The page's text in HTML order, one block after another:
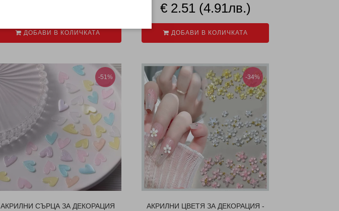
ДОБАВИ В КОЛИЧКАТА
€ 2.51 (4.91лв.)
ДОБАВИ В КОЛИЧКАТА
-51%
АКРИЛНИ СЪРЦА ЗА ДЕКОРАЦИЯ
-34%
АКРИЛНИ ЦВЕТЯ ЗА ДЕКОРАЦИЯ -